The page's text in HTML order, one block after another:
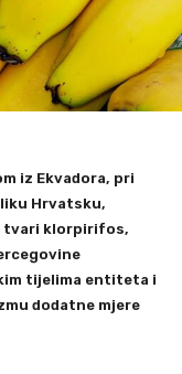
iz Ekvadora, pri
Hrvatsku,
tvari klorpirifos,
tijelima entiteta i
dodatne mjere